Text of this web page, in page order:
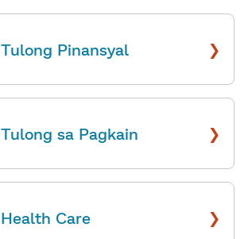
Tulong Pinansyal ›
Tulong sa Pagkain ›
Health Care ›